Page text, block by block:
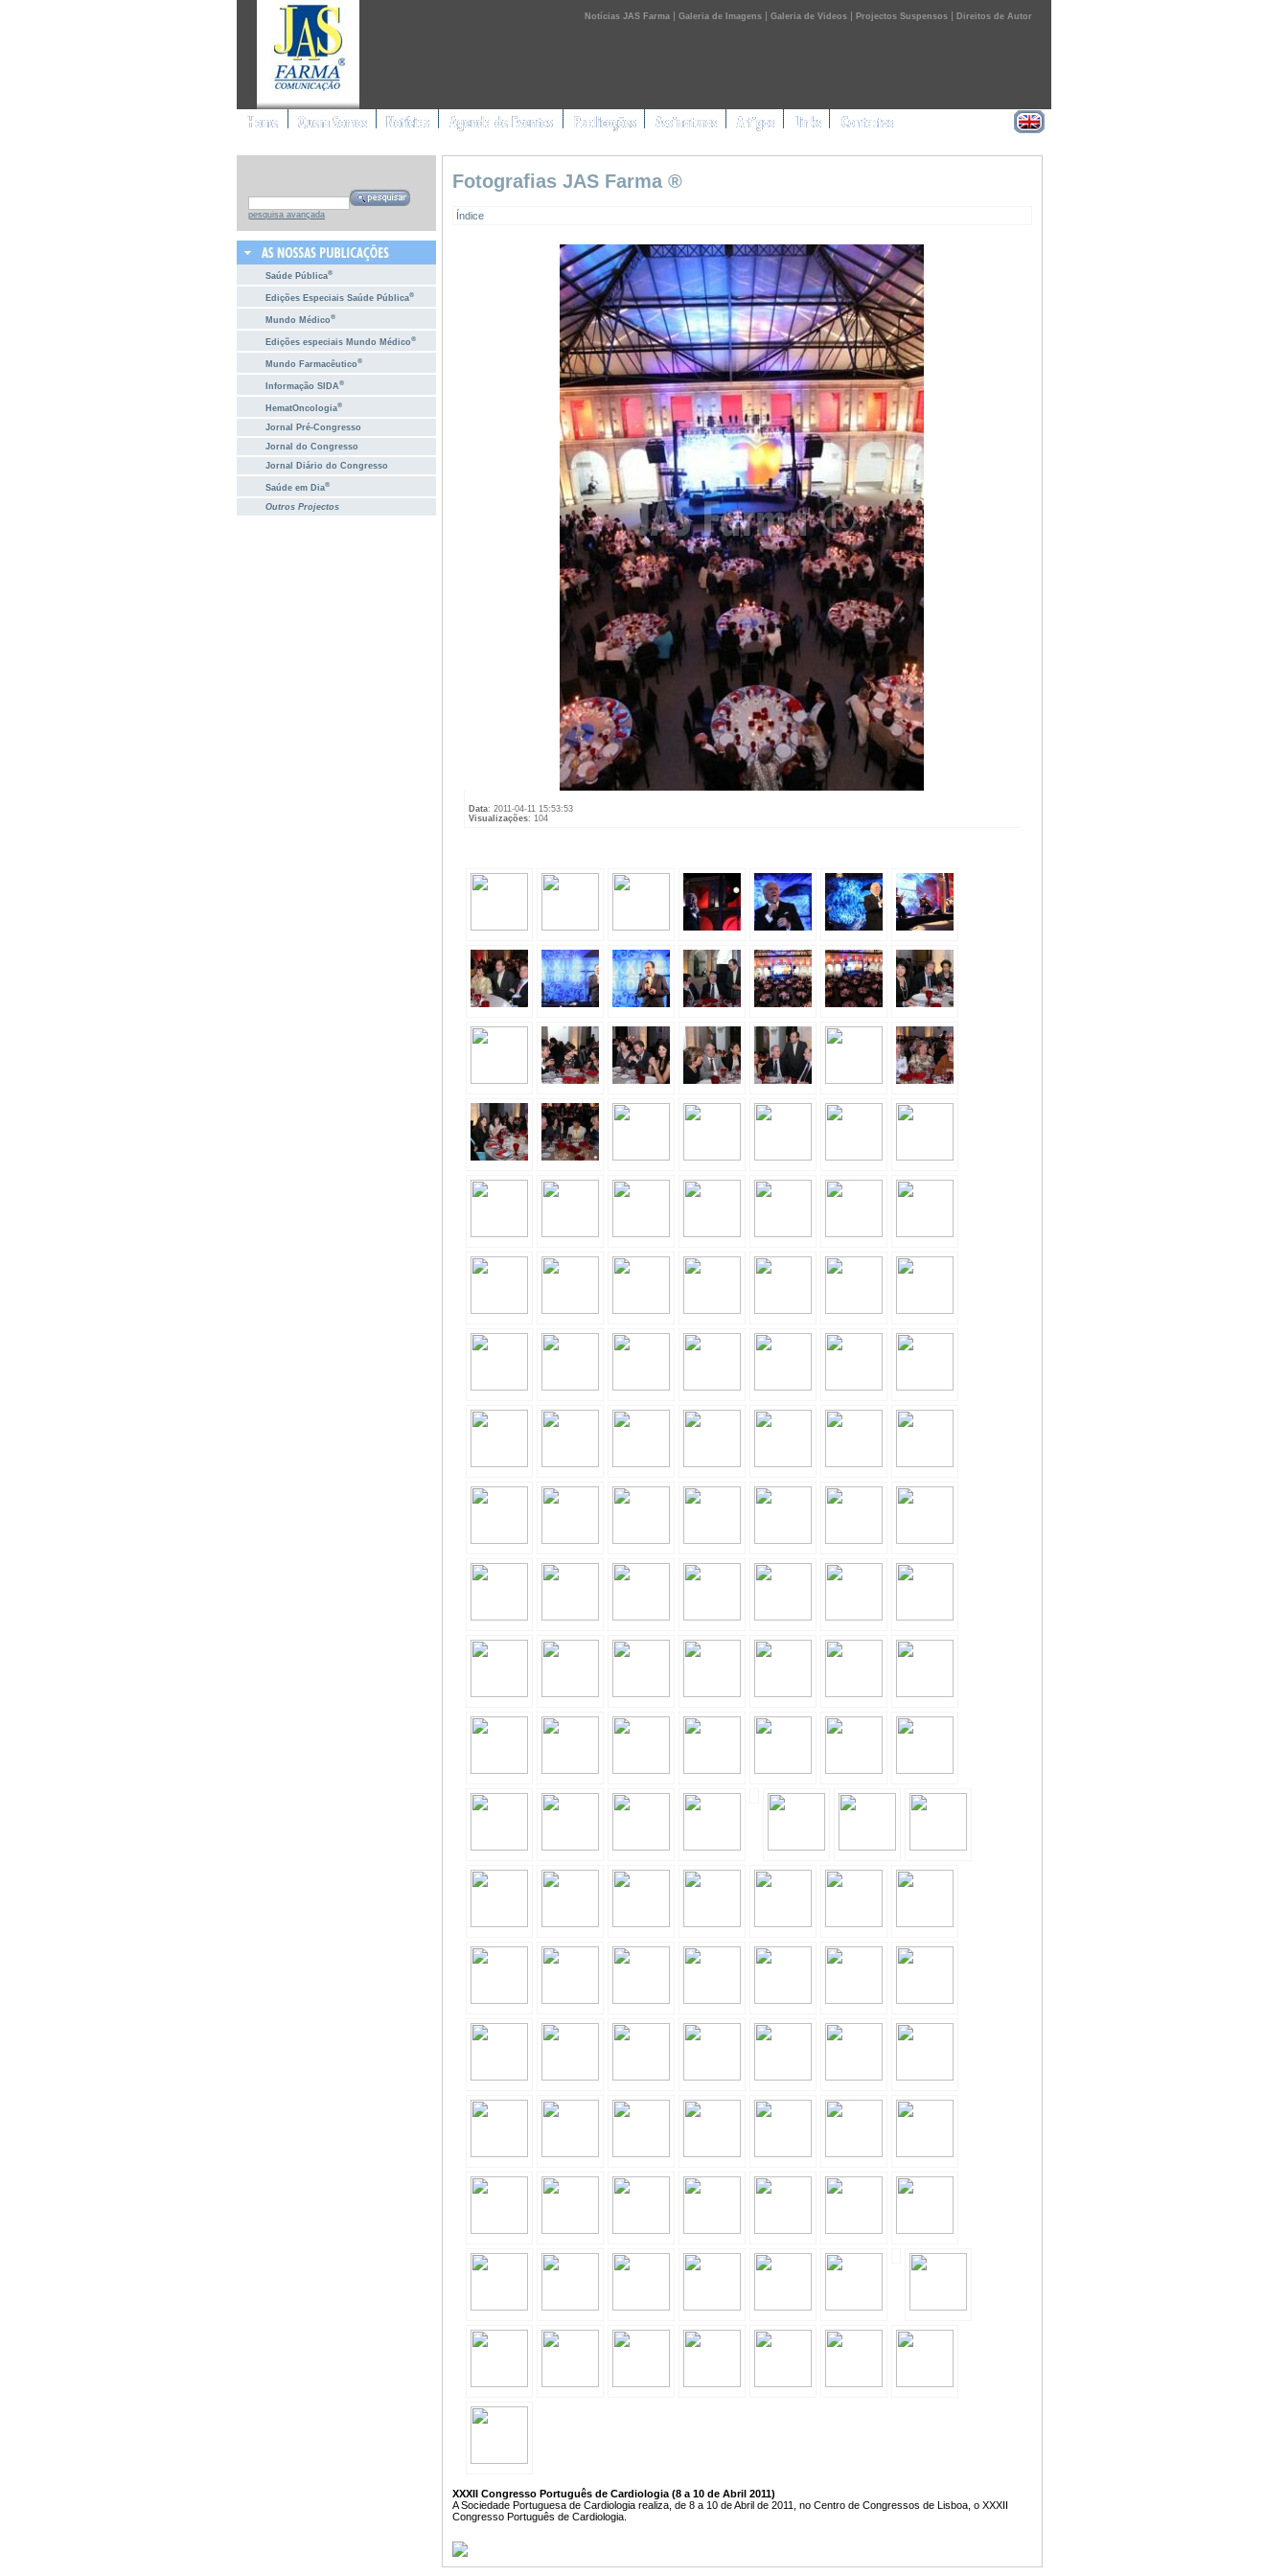
Notícias JAS Farma | Galeria de Imagens | Galeria de Videos | Projectos Suspensos | Direitos de Autor
pesquisa avançada
Saúde Pública®
Edições Especiais Saúde Pública®
Mundo Médico®
Edições especiais Mundo Médico®
Mundo Farmacêutico®
Informação SIDA®
HematOncologia®
Jornal Pré-Congresso
Jornal do Congresso
Jornal Diário do Congresso
Saúde em Dia®
Outros Projectos
Fotografias JAS Farma ®
Índice
Data: 2011-04-11 15:53:53
Visualizações: 104
XXXII Congresso Português de Cardiologia (8 a 10 de Abril 2011)
A Sociedade Portuguesa de Cardiologia realiza, de 8 a 10 de Abril de 2011, no Centro de Congressos de Lisboa, o XXXII
Congresso Português de Cardiologia.